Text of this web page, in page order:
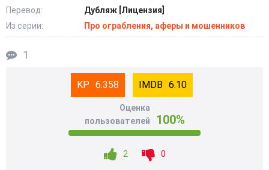
Парень абсолютный неудачник, не способный
определиться с выбором собственного призвания,
поэтому любые мероприятия с его участием обречены
поразвлечься перед выполнением серьезного
поручения. Выпив изрядное количество алкоголя, горе-
курьер разбалтывает секреты пребывания в страну
крепким незнакомцам и оказывается связанным,
лежащим в багажнике автомашины.
Перевод:
Дубляж [Лицензия]
Из серии:
Про ограбления, аферы и мошенников
1
6.358 6.10
Оценка
пользователей
100%
2 0